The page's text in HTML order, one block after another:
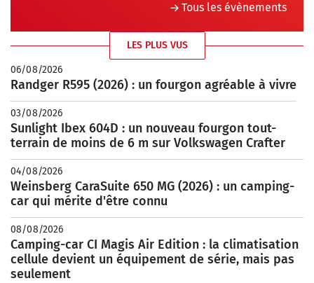
Tous les évènements
LES PLUS VUS
06/08/2026
Randger R595 (2026) : un fourgon agréable à vivre
03/08/2026
Sunlight Ibex 604D : un nouveau fourgon tout-
terrain de moins de 6 m sur Volkswagen Crafter
04/08/2026
Weinsberg CaraSuite 650 MG (2026) : un camping-
car qui mérite d'être connu
08/08/2026
Camping-car CI Magis Air Edition : la climatisation
cellule devient un équipement de série, mais pas
seulement